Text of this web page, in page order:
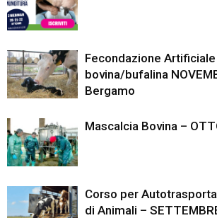
Fecondazione
bovina/bufalina
Bergamo
Mascalcia Bovina –
Corso per
di Animali –